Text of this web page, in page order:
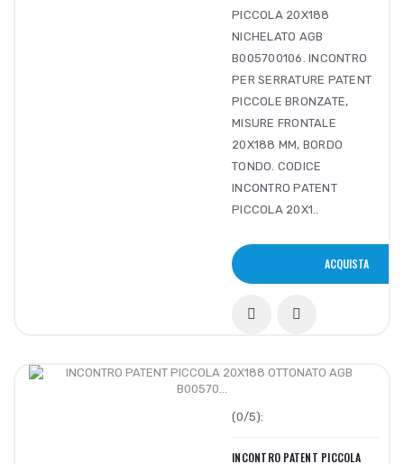
PICCOLA 20X188
NICHELATO AGB
B005700106. INCONTRO
PER SERRATURE PATENT
PICCOLE BRONZATE,
MISURE FRONTALE
20X188 MM, BORDO
TONDO. CODICE
INCONTRO PATENT
PICCOLA 20X1..
ACQUISTA
(0/5):
INCONTRO PATENT PICCOLA